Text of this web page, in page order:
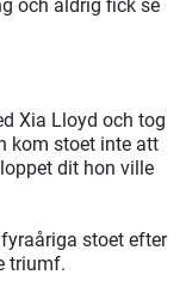
och aldrig fick se
Xia Lloyd och tog
kom stoet inte att
dit hon ville
stoet efter
triumf.